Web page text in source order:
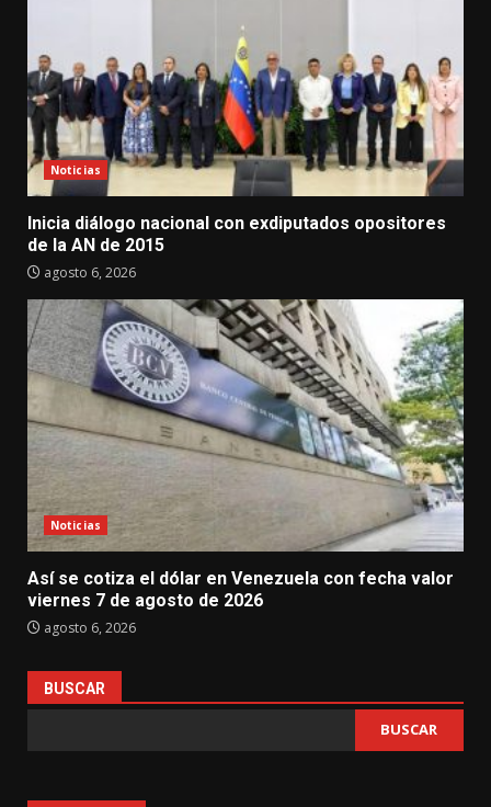
Noticias
Inicia diálogo nacional con exdiputados opositores
de la AN de 2015
agosto 6, 2026
Noticias
Así se cotiza el dólar en Venezuela con fecha valor
viernes 7 de agosto de 2026
agosto 6, 2026
BUSCAR
BUSCAR